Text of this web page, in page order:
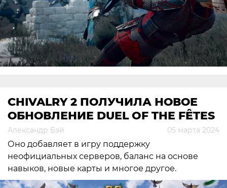
CHIVALRY 2 ПОЛУЧИЛА НОВОЕ
ОБНОВЛЕНИЕ DUEL OF THE FÊTES
Александр Бэй 05 марта 2024
Оно добавляет в игру поддержку
неофициальных серверов, баланс на основе
навыков, новые карты и многое другое.